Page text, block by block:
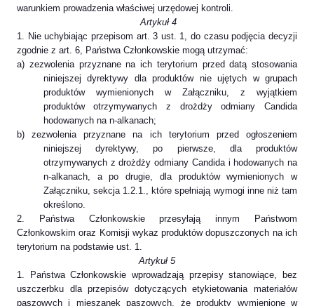
warunkiem prowadzenia właściwej urzędowej kontroli.
Artykuł 4
1. Nie uchybiając przepisom art. 3 ust. 1, do czasu podjęcia decyzji
zgodnie z art. 6, Państwa Członkowskie mogą utrzymać:
a) zezwolenia przyznane na ich terytorium przed datą stosowania
niniejszej dyrektywy dla produktów nie ujętych w grupach
produktów wymienionych w Załączniku, z wyjątkiem
produktów otrzymywanych z drożdży odmiany Candida
hodowanych na n-alkanach;
b) zezwolenia przyznane na ich terytorium przed ogłoszeniem
niniejszej dyrektywy, po pierwsze, dla produktów
otrzymywanych z drożdży odmiany Candida i hodowanych na
n-alkanach, a po drugie, dla produktów wymienionych w
Załączniku, sekcja 1.2.1., które spełniają wymogi inne niż tam
określono.
2. Państwa Członkowskie przesyłają innym Państwom
Członkowskim oraz Komisji wykaz produktów dopuszczonych na ich
terytorium na podstawie ust. 1.
Artykuł 5
1. Państwa Członkowskie wprowadzają przepisy stanowiące, bez
uszczerbku dla przepisów dotyczących etykietowania materiałów
paszowych i mieszanek paszowych, że produkty wymienione w